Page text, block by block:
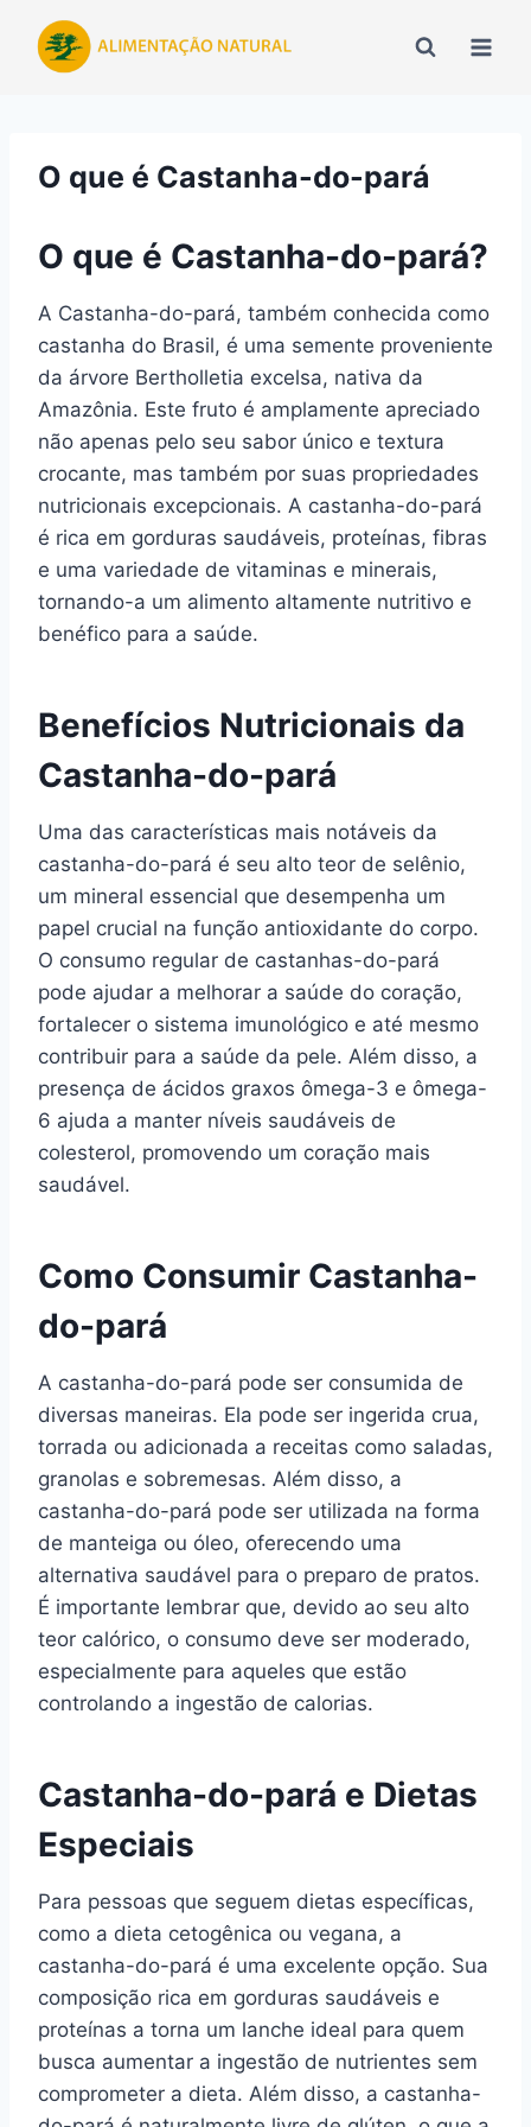
para
O que é Castanha-do-pará
O que é Castanha-do-pará?
A Castanha-do-pará, também conhecida como
castanha do Brasil, é uma semente proveniente
da árvore Bertholletia excelsa, nativa da
Amazônia. Este fruto é amplamente apreciado
não apenas pelo seu sabor único e textura
crocante, mas também por suas propriedades
nutricionais excepcionais. A castanha-do-pará
é rica em gorduras saudáveis, proteínas, fibras
e uma variedade de vitaminas e minerais,
tornando-a um alimento altamente nutritivo e
benéfico para a saúde.
Benefícios Nutricionais da
Castanha-do-pará
Uma das características mais notáveis da
castanha-do-pará é seu alto teor de selênio,
um mineral essencial que desempenha um
papel crucial na função antioxidante do corpo.
O consumo regular de castanhas-do-pará
pode ajudar a melhorar a saúde do coração,
fortalecer o sistema imunológico e até mesmo
contribuir para a saúde da pele. Além disso, a
presença de ácidos graxos ômega-3 e ômega-
6 ajuda a manter níveis saudáveis de
colesterol, promovendo um coração mais
saudável.
Como Consumir Castanha-
do-pará
A castanha-do-pará pode ser consumida de
diversas maneiras. Ela pode ser ingerida crua,
torrada ou adicionada a receitas como saladas,
granolas e sobremesas. Além disso, a
castanha-do-pará pode ser utilizada na forma
de manteiga ou óleo, oferecendo uma
alternativa saudável para o preparo de pratos.
É importante lembrar que, devido ao seu alto
teor calórico, o consumo deve ser moderado,
especialmente para aqueles que estão
controlando a ingestão de calorias.
Castanha-do-pará e Dietas
Especiais
Para pessoas que seguem dietas específicas,
como a dieta cetogênica ou vegana, a
castanha-do-pará é uma excelente opção. Sua
composição rica em gorduras saudáveis e
proteínas a torna um lanche ideal para quem
busca aumentar a ingestão de nutrientes sem
comprometer a dieta. Além disso, a castanha-